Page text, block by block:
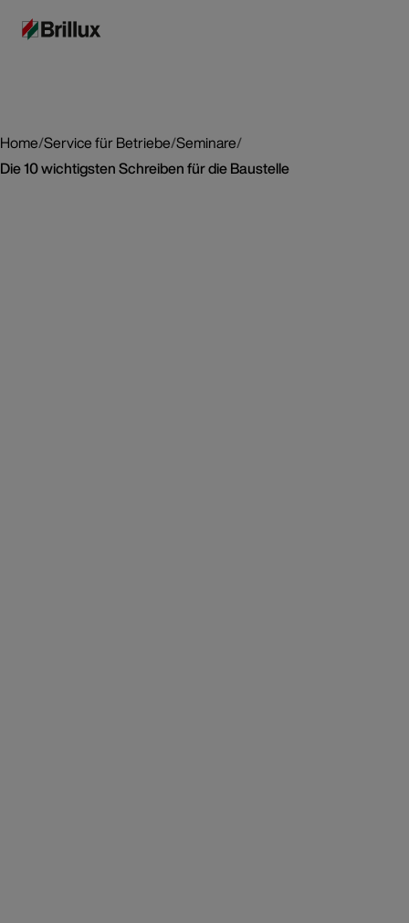
Home/Service für Betriebe/Seminare/
Die 10 wichtigsten Schreiben für die Baustelle